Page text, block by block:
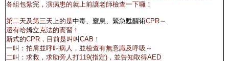
各組包紮完，演病患的就上前讓老師檢查一下囉！
第二天及第三天上的是中毒、窒息、緊急甦醒術CPR～
還有哈姆立克法的實習！
新式的CPR，目前是叫叫CAB！
一叫：拍肩並呼叫病人，並檢查有無意識及呼吸～
二叫：求救，求助旁人打119(指定)，並告知取得AED